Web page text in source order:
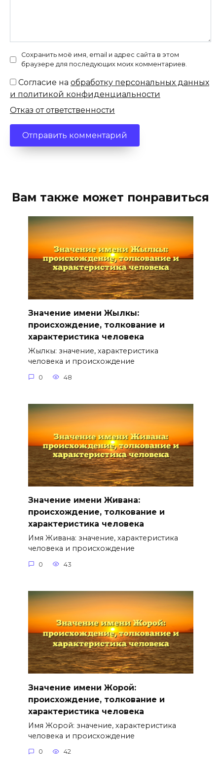
Сохранить моё имя, email и адрес сайта в этом
браузере для последующих моих комментариев.
Согласие на обработку персональных данных
и политикой конфиденциальности
Отказ от ответственности
Вам также может понравиться
Значение имени Жылкы:
происхождение, толкование и
характеристика человека
Жылкы: значение, характеристика
человека и происхождение
0 48
Значение имени Живана:
происхождение, толкование и
характеристика человека
Имя Живана: значение, характеристика
человека и происхождение
0 43
Значение имени Жорой:
происхождение, толкование и
характеристика человека
Имя Жорой: значение, характеристика
человека и происхождение
0 42